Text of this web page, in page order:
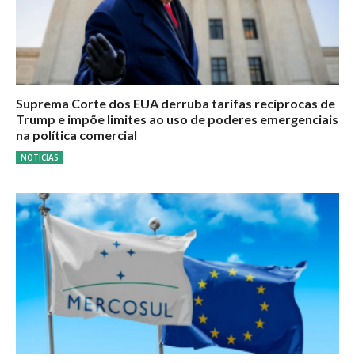
Suprema Corte dos EUA derruba tarifas recíprocas de
Trump e impõe limites ao uso de poderes emergenciais
na política comercial
NOTÍCIAS